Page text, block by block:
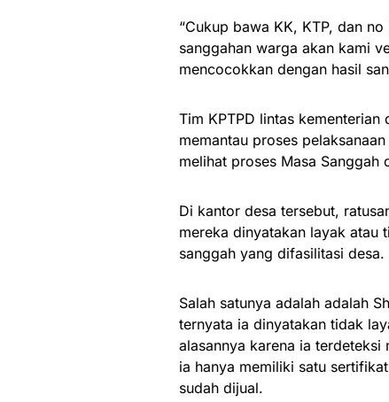
“Cukup bawa KK, KTP, dan
sanggahan warga akan kami
mencocokkan dengan hasil
Tim KPTPD lintas
memantau proses
melihat proses Masa
Di kantor desa tersebut,
mereka dinyatakan layak atau
sanggah yang difasilitasi desa.
Salah satunya adalah adalah
ternyata ia dinyatakan tidak
alasannya karena ia
ia hanya memiliki satu
sudah dijual.